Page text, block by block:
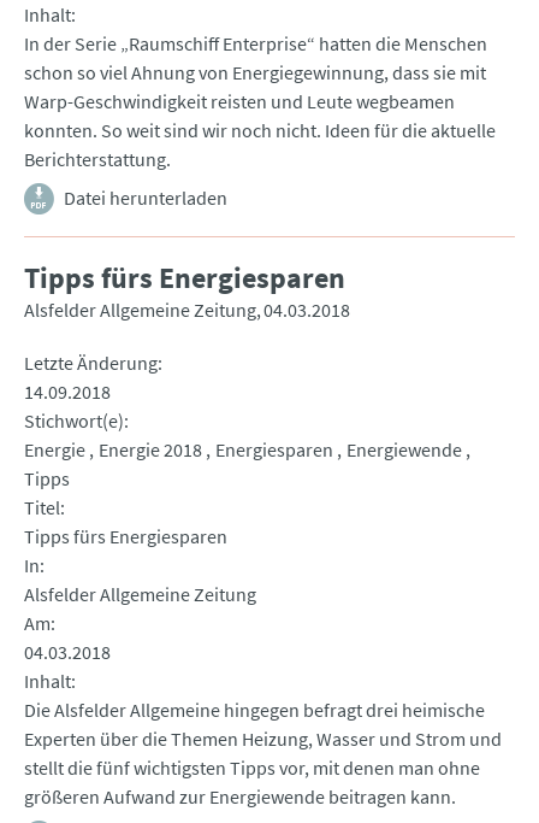
Inhalt
In der Serie „Raumschiff Enterprise“ hatten die Menschen
schon so viel Ahnung von Energiegewinnung, dass sie mit
Warp-Geschwindigkeit reisten und Leute wegbeamen
konnten. So weit sind wir noch nicht. Ideen für die aktuelle
Berichterstattung.
Datei herunterladen
Tipps fürs Energiesparen
Alsfelder Allgemeine Zeitung 04.03.2018
Letzte Änderung
14.09.2018
Stichwort(e)
Energie Energie 2018 Energiesparen
Energiewende
Tipps
Titel
Tipps fürs Energiesparen
In
Alsfelder Allgemeine Zeitung
Am
04.03.2018
Inhalt
Die Alsfelder Allgemeine hingegen befragt drei heimische
Experten über die Themen Heizung, Wasser und Strom und
stellt die fünf wichtigsten Tipps vor, mit denen man ohne
größeren Aufwand zur Energiewende beitragen kann.